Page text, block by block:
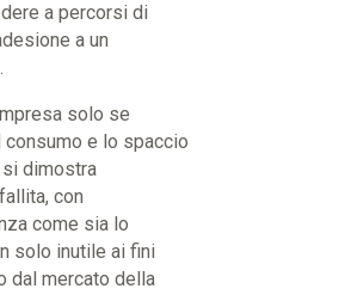
a percorsi di
a un
solo se
consumo e lo spaccio
dimostra
con
come sia lo
solo inutile ai fini
dal mercato della